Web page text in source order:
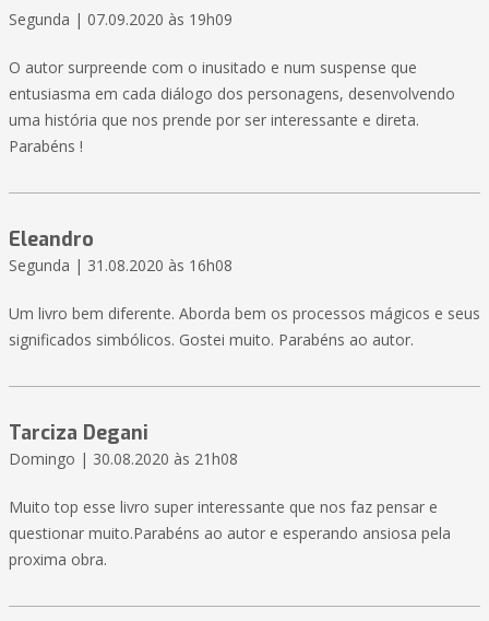
Segunda | 07.09.2020 às 19h09
O autor surpreende com o inusitado e num suspense que
entusiasma em cada diálogo dos personagens, desenvolvendo
uma história que nos prende por ser interessante e direta.
Parabéns !
Eleandro
Segunda | 31.08.2020 às 16h08
Um livro bem diferente. Aborda bem os processos mágicos e seus
significados simbólicos. Gostei muito. Parabéns ao autor.
Tarciza Degani
Domingo | 30.08.2020 às 21h08
Muito top esse livro super interessante que nos faz pensar e
questionar muito.Parabéns ao autor e esperando ansiosa pela
proxima obra.